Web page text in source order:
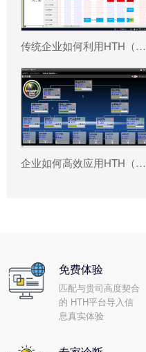
传统企业如何利用HTH（中国）一站式服务平台HTH平台重塑竞争力?
企业如何高效应用HTH（中国）一站式服务平台软件?
免费体验
匹配与贵司高度契合
的 HTH平台导入信
息真实体验